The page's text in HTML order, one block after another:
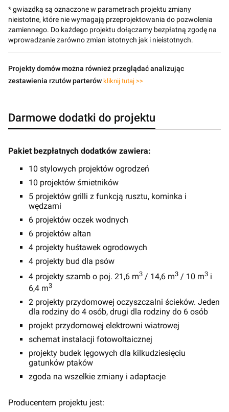
* gwiazdką są oznaczone w parametrach projektu zmiany
nieistotne, które nie wymagają przeprojektowania do pozwolenia
zamiennego. Do każdego projektu dołączamy bezpłatną zgodę na
wprowadzanie zarówno zmian istotnych jak i nieistotnych.
Projekty domów można również przeglądać analizując
zestawienia rzutów parterów kliknij tutaj >>
Darmowe dodatki do projektu
Pakiet bezpłatnych dodatków zawiera:
10 stylowych projektów ogrodzeń
10 projektów śmietników
5 projektów grilli z funkcją rusztu, kominka i
wędzarni
6 projektów oczek wodnych
6 projektów altan
4 projekty huśtawek ogrodowych
4 projekty bud dla psów
4 projekty szamb o poj. 21,6 m3 / 14,6 m3 / 10 m3 i
6,4 m3
2 projekty przydomowej oczyszczalni ścieków. Jeden
dla rodziny do 4 osób, drugi dla rodziny do 6 osób
projekt przydomowej elektrowni wiatrowej
schemat instalacji fotowoltaicznej
projekty budek lęgowych dla kilkudziesięciu
gatunków ptaków
zgoda na wszelkie zmiany i adaptacje
Producentem projektu jest: